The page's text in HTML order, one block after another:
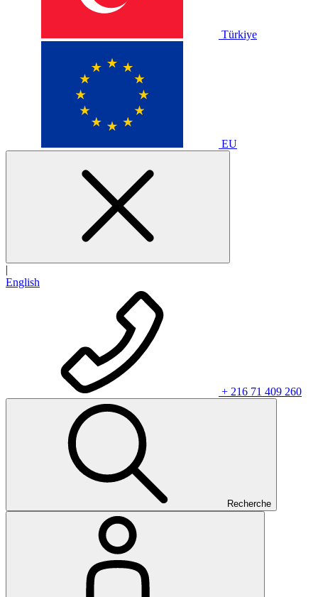
Türkiye
EU
|
English
+ 216 71 409 260
Recherche